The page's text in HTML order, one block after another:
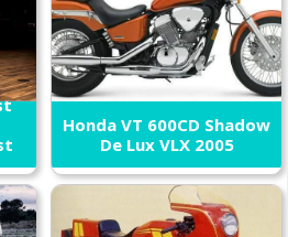
Honda VT 600CD Shadow
De Lux VLX 2005